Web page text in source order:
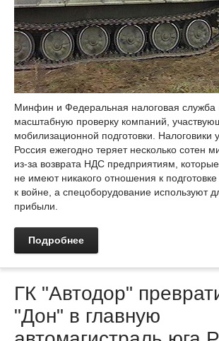
Минфин и Федеральная налоговая служба
масштабную проверку компаний,
мобилизационной подготовки. Налоговики
Россия ежегодно теряет несколько сотен
из-за возврата НДС предприятиям,
не имеют никакого отношения к
к войне, а спецоборудование используют
прибыли.
Подробнее
ГК "Автодор"
"Дон" в главную